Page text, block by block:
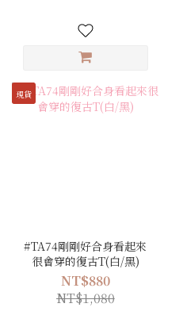
現貨
#TA74剛剛好合身看起來
很會穿的復古T(白/黑)
NT$880
NT$1,080